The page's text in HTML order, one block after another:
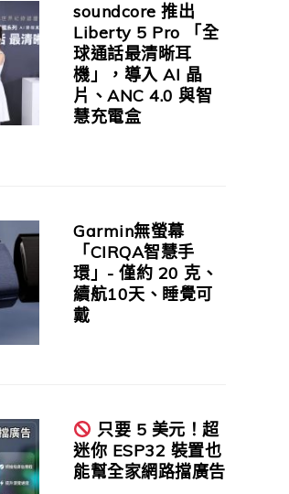
soundcore 推出
Liberty 5 Pro 「全
球通話最清晰耳
機」，導入 AI 晶
片、ANC 4.0 與智
慧充電盒
Garmin無螢幕
「CIRQA智慧手
環」- 僅約 20 克、
續航10天、睡覺可
戴
只要 5 美元！超
迷你 ESP32 裝置也
能幫全家網路擋廣告